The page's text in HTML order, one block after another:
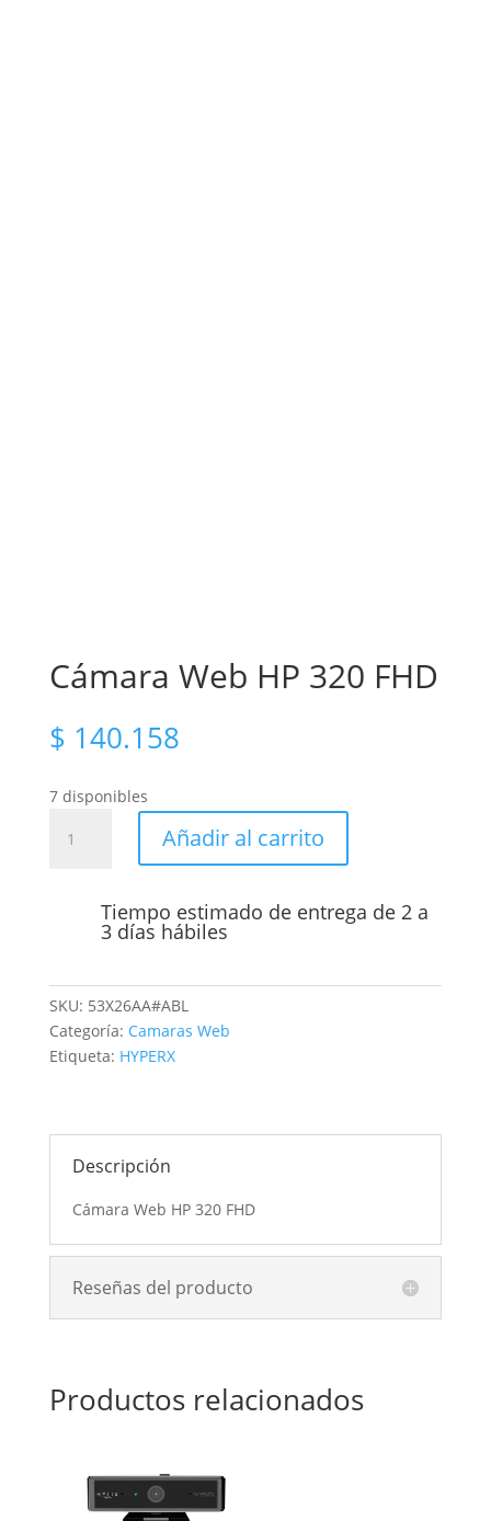
Cámara Web HP 320 FHD
$ 140.158
7 disponibles
Web
cantidad
Añadir al carrito
Tiempo estimado de entrega de 2 a
3 días hábiles
SKU: 53X26AA#ABL
Categoría: Camaras Web
Etiqueta: HYPERX
Descripción
Cámara Web HP 320 FHD
Reseñas del producto
Productos relacionados